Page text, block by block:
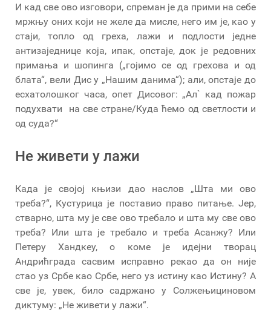
И кад све ово изговори, спреман је да прими на себе
мржњу оних који не желе да мисле, него им је, као у
стаји, топло од греха, лажи и подлости једне
антизаједнице која, ипак, опстаје, док је редовних
примања и шопинга („гојимо се од грехова и од
блата“, вели Дис у „Нашим данима“); али, опстаје до
есхатолошког часа, опет Дисовог: „Ал` кад пожар
подухвати на све стране/Куда ћемо од светлости и
од суда?“
Не живети у лажи
Када је својој књизи дао наслов „Шта ми ово
треба?“, Кустурица је поставио право питање. Јер,
стварно, шта му је све ово требало и шта му све ово
треба? Или шта је требало и треба Асанжу? Или
Петеру Хандкеу, о коме је идејни творац
Андрићграда сасвим исправно рекао да он није
стао уз Србе као Србе, него уз истину као Истину? А
све је, увек, било садржано у Солжењициновом
диктуму: „Не живети у лажи“.